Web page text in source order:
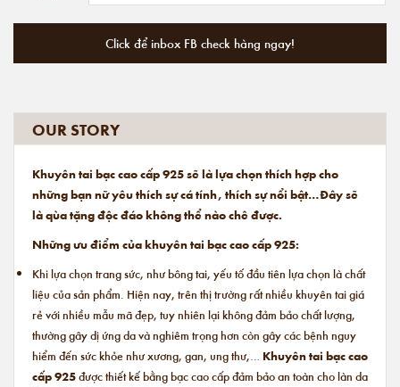
Click để inbox FB check hàng ngay!
OUR STORY
Khuyên tai bạc cao cấp 925 sẽ là lựa chọn thích hợp cho
những bạn nữ yêu thích sự cá tính, thích sự nổi bật…Đây sẽ
là qùa tặng độc đáo không thể nào chê được.
Những ưu điểm của khuyên tai bạc cao cấp 925:
Khi lựa chọn trang sức, như bông tai, yếu tố đầu tiên lựa chọn là chất
liệu của sản phẩm. Hiện nay, trên thị trường rất nhiều khuyên tai giá
rẻ với nhiều mẫu mã đẹp, tuy nhiên lại không đảm bảo chất lượng,
thường gây dị ứng da và nghiêm trọng hơn còn gây các bệnh nguy
hiểm đến sức khỏe như xương, gan, ung thư,… Khuyên tai bạc cao
cấp 925được thiết kế bằng bạc cao cấp đảm bảo an toàn cho làn da